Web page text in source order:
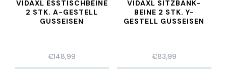
VIDAXL ESSTISCHBEINE
2 STK. A-GESTELL
GUSSEISEN
€148,99
VIDAXL SITZBANK-
BEINE 2 STK. Y-
GESTELL GUSSEISEN
€83,99